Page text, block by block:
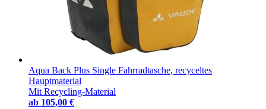
Aqua Back Plus Single Fahrradtasche, recyceltes
Hauptmaterial
Mit Recycling-Material
ab 105,00 €